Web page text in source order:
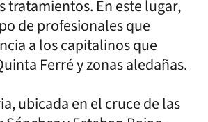
tratamientos. En este lugar,
de profesionales que
a los capitalinos que
Ferré y zonas aledañas.
ubicada en el cruce de las